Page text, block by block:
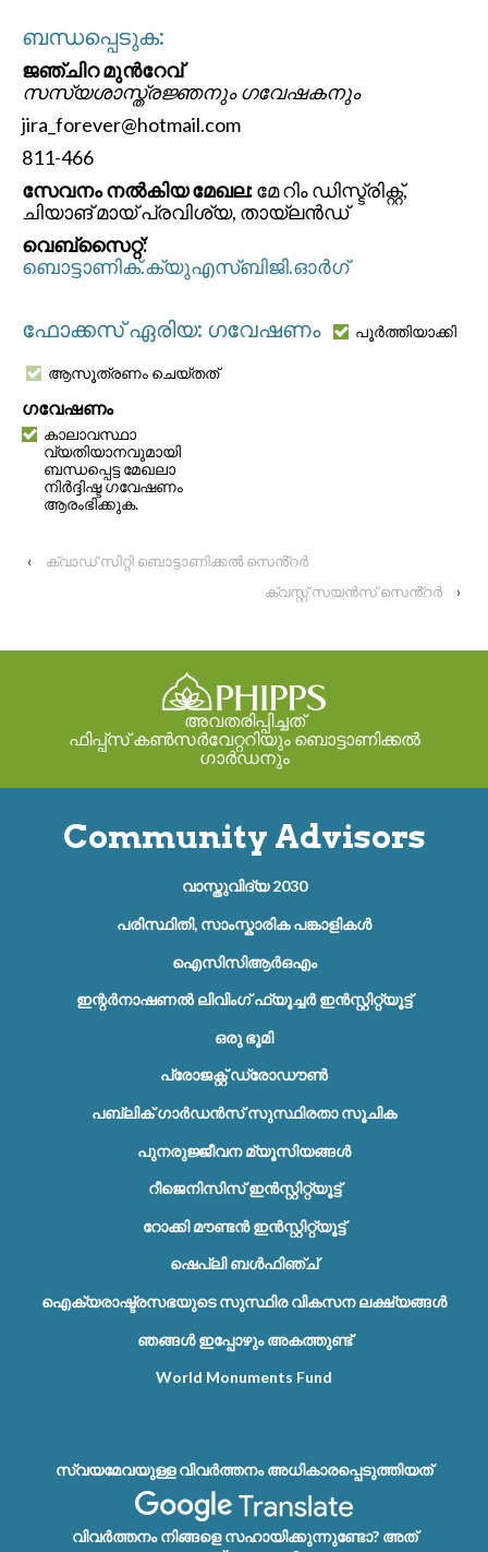
ബന്ധപ്പെടുക:
ജഞ്ചിറ മുൻറേവ്
സസ്യശാസ്ത്രജ്ഞനും ഗവേഷകനും
jira_forever@hotmail.com
811-466
സേവനം നൽകിയ മേഖല:മേ റിം ഡിസ്ട്രിക്റ്റ്,
ചിയാങ് മായ് പ്രവിശ്യ, തായ്‌ലൻഡ്
വെബ്സൈറ്റ്:
ബൊട്ടാണിക്.ക്യുഎസ്ബിജി.ഓർഗ്
ഫോക്കസ് ഏരിയ: ഗവേഷണം പൂർത്തിയാക്കി
ആസൂത്രണം ചെയ്തത്
ഗവേഷണം
കാലാവസ്ഥാ
വ്യതിയാനവുമായി
ബന്ധപ്പെട്ട മേഖലാ
നിർദ്ദിഷ്ട ഗവേഷണം
ആരംഭിക്കുക.
‹
ക്വാഡ് സിറ്റി ബൊട്ടാണിക്കൽ സെൻ്റർ
ക്വസ്റ്റ് സയൻസ് സെൻ്റർ
›
അവതരിപ്പിച്ചത്
ഫിപ്പ്സ് കൺസർവേറ്ററിയും ബൊട്ടാണിക്കൽ
ഗാർഡനും
Community Advisors
വാസ്തുവിദ്യ 2030
പരിസ്ഥിതി, സാംസ്കാരിക പങ്കാളികൾ
ഐസിസിആർഒഎം
ഇന്റർനാഷണൽ ലിവിംഗ് ഫ്യൂച്ചർ ഇൻസ്റ്റിറ്റ്യൂട്ട്
ഒരു ഭൂമി
പ്രോജക്റ്റ് ഡ്രോഡൗൺ
പബ്ലിക് ഗാർഡൻസ് സുസ്ഥിരതാ സൂചിക
പുനരുജ്ജീവന മ്യൂസിയങ്ങൾ
റീജെനിസിസ് ഇൻസ്റ്റിറ്റ്യൂട്ട്
റോക്കി മൗണ്ടൻ ഇൻസ്റ്റിറ്റ്യൂട്ട്
ഷെപ്ലി ബൾഫിഞ്ച്
ഐക്യരാഷ്ട്രസഭയുടെ സുസ്ഥിര വികസന ലക്ഷ്യങ്ങൾ
ഞങ്ങൾ ഇപ്പോഴും അകത്തുണ്ട്
World Monuments Fund
സ്വയമേവയുള്ള വിവർത്തനം അധികാരപ്പെടുത്തിയത്
വിവർത്തനം നിങ്ങളെ സഹായിക്കുന്നുണ്ടോ? അത്